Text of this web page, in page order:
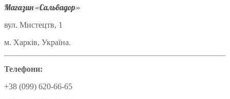
Магазин «Сальвадор»
вул. Мистецтв, 1
м. Харків, Україна.
Телефони:
+38 (099) 620-66-65